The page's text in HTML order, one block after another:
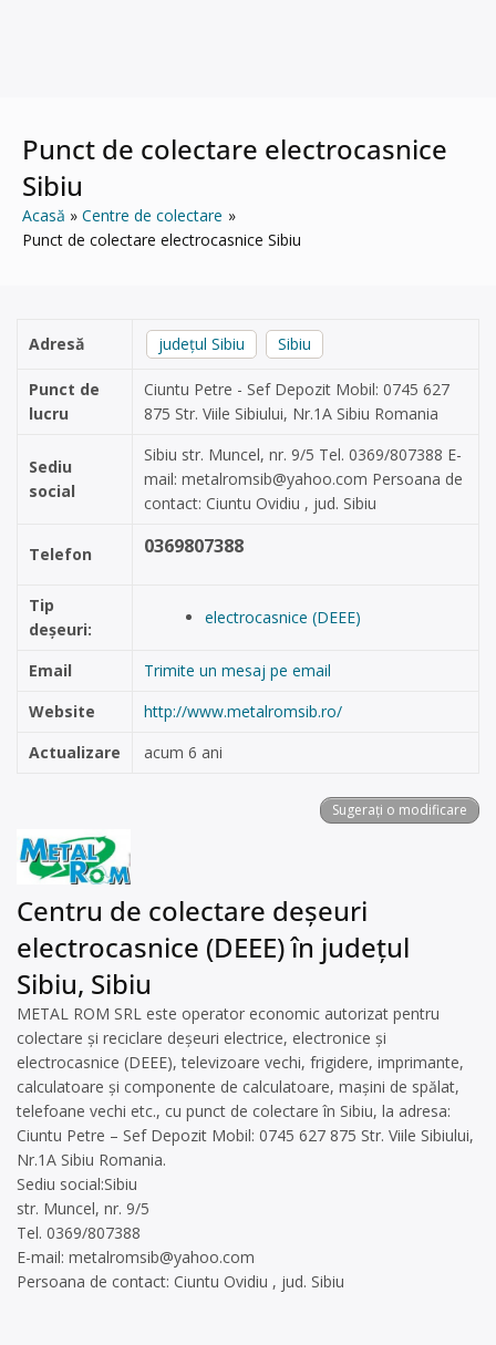
Punct de colectare electrocasnice
Sibiu
Acasă
Centre de colectare
Punct de colectare electrocasnice Sibiu
Adresă județul Sibiu Sibiu
Punct de
lucru
Ciuntu Petre - Sef Depozit Mobil: 0745 627
875 Str. Viile Sibiului, Nr.1A Sibiu Romania
Sediu
social
Sibiu str. Muncel, nr. 9/5 Tel. 0369/807388 E-
mail: metalromsib@yahoo.com Persoana de
contact: Ciuntu Ovidiu , jud. Sibiu
Telefon 0369807388
Tip
deșeuri:
electrocasnice (DEEE)
Email
Trimite un mesaj pe email
Website
http://www.metalromsib.ro/
Actualizare
acum 6 ani
Sugerați o modificare
Centru de colectare deșeuri
electrocasnice (DEEE) în județul
Sibiu, Sibiu
METAL ROM SRL este operator economic autorizat pentru
colectare și reciclare deșeuri electrice, electronice și
electrocasnice (DEEE), televizoare vechi, frigidere, imprimante,
calculatoare și componente de calculatoare, mașini de spălat,
telefoane vechi etc., cu punct de colectare în Sibiu, la adresa:
Ciuntu Petre – Sef Depozit Mobil: 0745 627 875 Str. Viile Sibiului,
Nr.1A Sibiu Romania.
Sediu social:Sibiu
str. Muncel, nr. 9/5
Tel. 0369/807388
E-mail: metalromsib@yahoo.com
Persoana de contact: Ciuntu Ovidiu , jud. Sibiu